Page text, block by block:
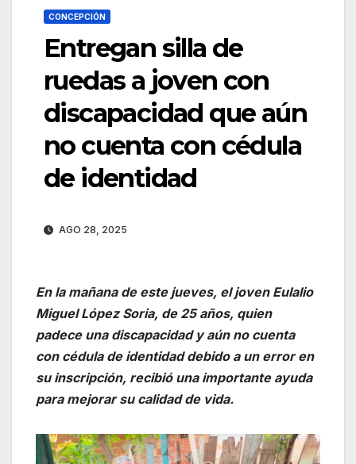
CONCEPCIÓN
Entregan silla de
ruedas a joven con
discapacidad que aún
no cuenta con cédula
de identidad
AGO 28, 2025
En la mañana de este jueves, el joven Eulalio
Miguel López Soria, de 25 años, quien
padece una discapacidad y aún no cuenta
con cédula de identidad debido a un error en
su inscripción, recibió una importante ayuda
para mejorar su calidad de vida.